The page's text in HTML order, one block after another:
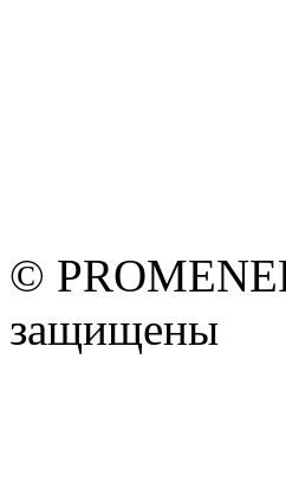
©
защищены